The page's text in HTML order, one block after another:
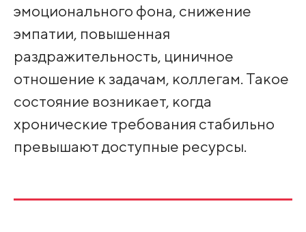
эмоционального фона, снижение
эмпатии, повышенная
раздражительность, циничное
отношение к задачам, коллегам. Такое
состояние возникает, когда
хронические требования стабильно
превышают доступные ресурсы.